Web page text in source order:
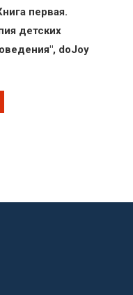
первая.
детских
doJoy